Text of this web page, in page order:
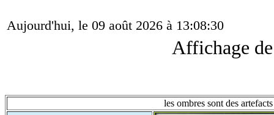
Aujourd'hui, le 09 août 2026 à 13:08:30
Affichage
les ombres sont des